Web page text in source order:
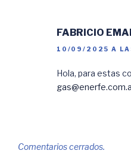
FABRICIO
10/09/2025 A
Hola, para estas
Comentarios cerrados.